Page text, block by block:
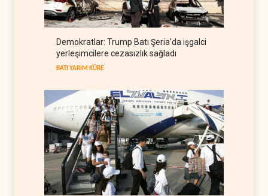
öldürmesi savaş suçu
LÜBNAN 06 Ağustos 2026
politikasındaki ertelemeler
ABD seçimlerini riske atıyor
Demokratlar: Trump Batı Şeria'da işgalci
yerleşimcilere cezasızlık sağladı
BATI YARIM KÜRE